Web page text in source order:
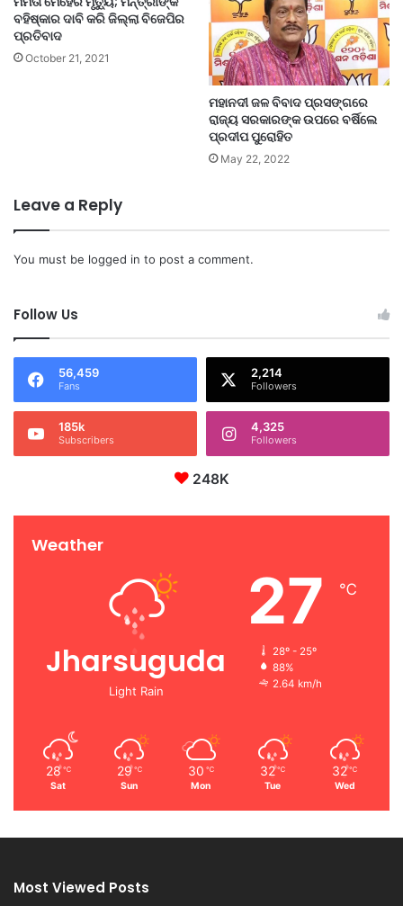
ବହିଷ୍କାର ଦାବି କରି ଜିଲ୍ଲା ବିଜେପିର
ପ୍ରତିବାଦ
October 21, 2021
ମହାନଦୀ ଜଳ ବିବାଦ ପ୍ରସଙ୍ଗରେ
ରାଜ୍ୟ ସରକାରଙ୍କ ଉପରେ ବର୍ଷିଲେ
ପ୍ରଦୀପ ପୁରୋହିତ
May 22, 2022
Leave a Reply
You must be logged in to post a comment.
Follow Us
56,459
Fans
2,214
Followers
185k
Subscribers
4,325
Followers
248K
Weather
Jharsuguda
Light Rain
27 ℃
28º - 25º
88%
2.64 km/h
28 ℃
Sat
29 ℃
Sun
30 ℃
Mon
32 ℃
Tue
32 ℃
Wed
Most Viewed Posts